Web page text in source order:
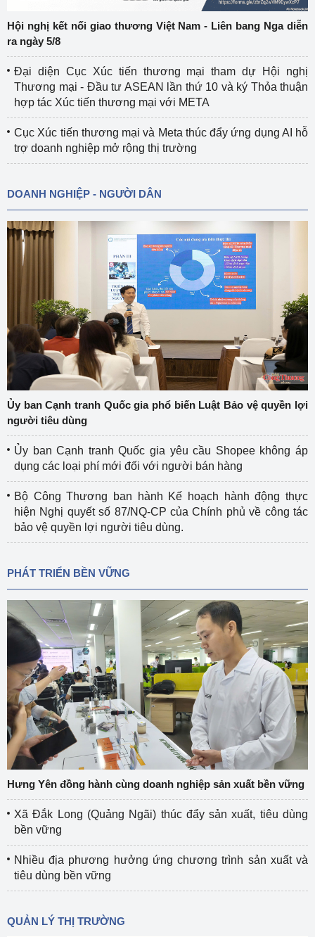
Hội nghị kết nối giao thương Việt Nam - Liên bang Nga diễn
ra ngày 5/8
Đại diện Cục Xúc tiến thương mại tham dự Hội nghị
Thương mại - Đầu tư ASEAN lần thứ 10 và ký Thỏa thuận
hợp tác Xúc tiến thương mại với META
Cục Xúc tiến thương mại và Meta thúc đẩy ứng dụng AI hỗ
trợ doanh nghiệp mở rộng thị trường
DOANH NGHIỆP - NGƯỜI DÂN
Ủy ban Cạnh tranh Quốc gia phổ biến Luật Bảo vệ quyền lợi
người tiêu dùng
Ủy ban Cạnh tranh Quốc gia yêu cầu Shopee không áp
dụng các loại phí mới đối với người bán hàng
Bộ Công Thương ban hành Kế hoạch hành động thực
hiện Nghị quyết số 87/NQ-CP của Chính phủ về công tác
bảo vệ quyền lợi người tiêu dùng.
PHÁT TRIỂN BỀN VỮNG
Hưng Yên đồng hành cùng doanh nghiệp sản xuất bền vững
Xã Đắk Long (Quảng Ngãi) thúc đẩy sản xuất, tiêu dùng
bền vững
Nhiều địa phương hưởng ứng chương trình sản xuất và
tiêu dùng bền vững
QUẢN LÝ THỊ TRƯỜNG